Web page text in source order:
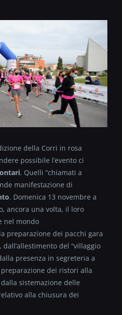
della Corri in rosa
possibile l’evento ci
. Quelli “chiamati a
manifestazione di
. Domenica 13 novembre a
ancora una volta, il loro
nel mondo
preparazione dei pacchi gara
del “villaggio
presenza in segreteria a
dei ristori alla
sistemazione delle
alla chiusura dei